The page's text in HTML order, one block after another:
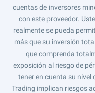
cuentas de inversores
con este proveedor.
realmente se pueda
más que su inversión
que comprenda
exposición al riesgo de
tener en cuenta su nivel
Trading implican riesgos